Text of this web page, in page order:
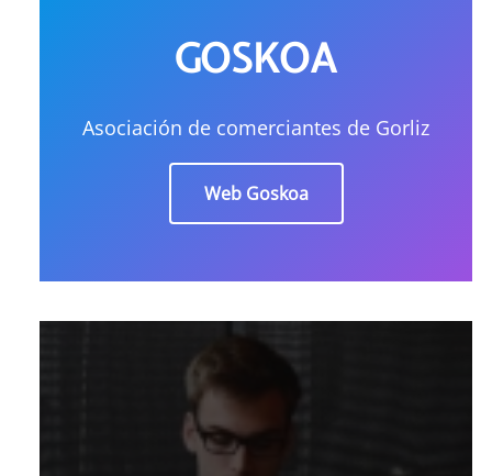
GOSKOA
Asociación de comerciantes de Gorliz
Web Goskoa